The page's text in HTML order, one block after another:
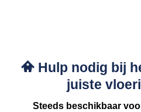
Hulp nodig bij
juiste
Steeds beschikbaar